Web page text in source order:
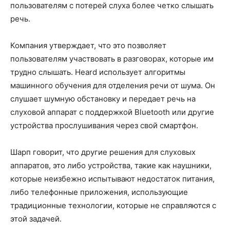
пользователям с потерей слуха более четко слышать
речь.
Компания утверждает, что это позволяет
пользователям участвовать в разговорах, которые им
трудно слышать. Heard использует алгоритмы
машинного обучения для отделения речи от шума. Он
слушает шумную обстановку и передает речь на
слуховой аппарат с поддержкой Bluetooth или другие
устройства прослушивания через свой смартфон.
Шарп говорит, что другие решения для слуховых
аппаратов, это либо устройства, такие как наушники,
которые неизбежно испытывают недостаток питания,
либо телефонные приложения, использующие
традиционные технологии, которые не справляются с
этой задачей.